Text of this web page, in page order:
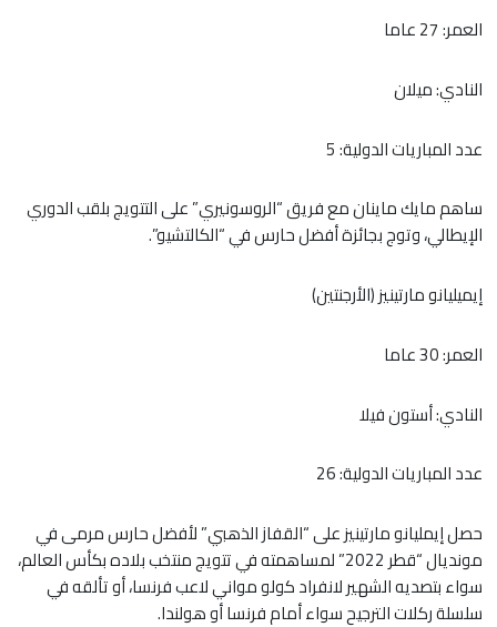
العمر: 27 عاما
النادي: ميلان
عدد المباريات الدولية: 5
ساهم مايك ماينان مع فريق “الروسونيري” على التتويج بلقب الدوري
الإيطالي، وتوج بجائزة أفضل حارس في “الكالتشيو”.
إيميليانو مارتينيز (الأرجنتين)
العمر: 30 عاما
النادي: أستون فيلا
عدد المباريات الدولية: 26
حصل إيمليانو مارتينيز على “القفاز الذهبي” لأفضل حارس مرمى في
مونديال “قطر 2022” لمساهمته في تتويج منتخب بلاده بكأس العالم،
سواء بتصديه الشهير لانفراد كولو مواني لاعب فرنسا، أو تألقه في
سلسلة ركلات الترجيح سواء أمام فرنسا أو هولندا.